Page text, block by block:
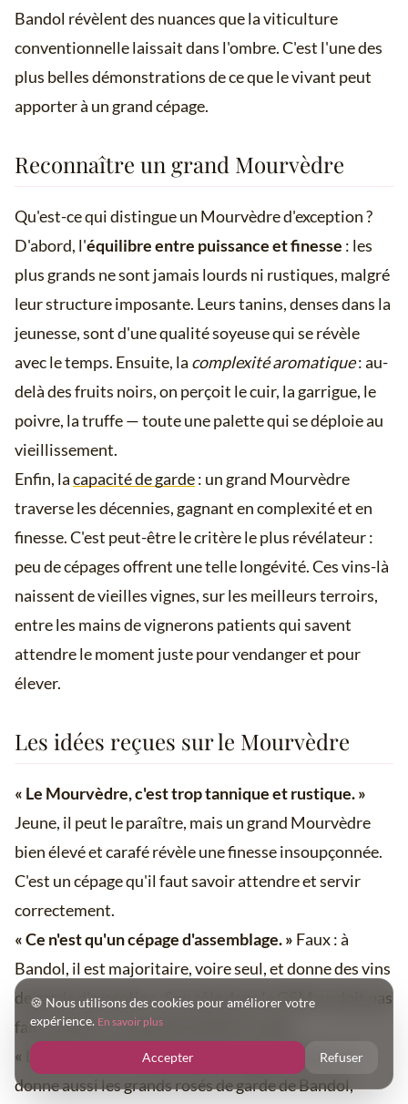
Bandol révèlent des nuances que la viticulture
conventionnelle laissait dans l'ombre. C'est l'une des
plus belles démonstrations de ce que le vivant peut
apporter à un grand cépage.
Reconnaître un grand Mourvèdre
Qu'est-ce qui distingue un Mourvèdre d'exception ?
D'abord, l'équilibre entre puissance et finesse : les
plus grands ne sont jamais lourds ni rustiques, malgré
leur structure imposante. Leurs tanins, denses dans la
jeunesse, sont d'une qualité soyeuse qui se révèle
avec le temps. Ensuite, la complexité aromatique: au-
delà des fruits noirs, on perçoit le cuir, la garrigue, le
poivre, la truffe — toute une palette qui se déploie au
vieillissement.
Enfin, lacapacité de garde: un grand Mourvèdre
traverse les décennies, gagnant en complexité et en
finesse. C'est peut-être le critère le plus révélateur :
peu de cépages offrent une telle longévité. Ces vins-là
naissent de vieilles vignes, sur les meilleurs terroirs,
entre les mains de vignerons patients qui savent
attendre le moment juste pour vendanger et pour
élever.
Les idées reçues sur le Mourvèdre
« Le Mourvèdre, c'est trop tannique et rustique. »
Jeune, il peut le paraître, mais un grand Mourvèdre
bien élevé et carafé révèle une finesse insoupçonnée.
C'est un cépage qu'il faut savoir attendre et servir
correctement.
« Ce n'est qu'un cépage d'assemblage. » Faux : à
Bandol, il est majoritaire, voire seul, et donne des vins
de garde d'exception. Son rôle dans le GSM ne doit pas
faire oublier sa capacité à briller en solo.
« Le Mourvèdre ne fait que du rouge. »
Erreur : il
donne aussi les grands rosés de garde de Bandol,
🍪 Nous utilisons des cookies pour améliorer votre
expérience. En savoir plus
Accepter Refuser